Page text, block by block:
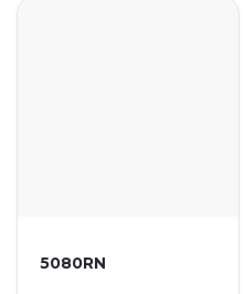
5080RN